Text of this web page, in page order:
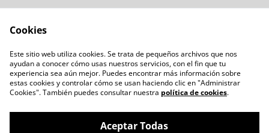
Condiciones
Política de Privacidad
Política de Cookies
Blogs
Cookies
Este sitio web utiliza cookies. Se trata de pequeños archivos que nos
ayudan a conocer cómo usas nuestros servicios, con el fin que tu
experiencia sea aún mejor. Puedes encontrar más información sobre
estas cookies y controlar cómo se usan haciendo clic en "Administrar
Cookies". También puedes consultar nuestra política de cookies.
Aceptar Todas